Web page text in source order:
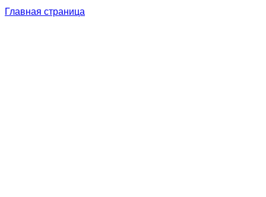
Главная страница